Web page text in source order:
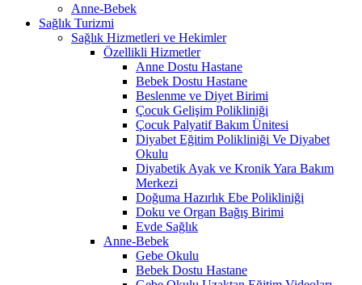
Anne-Bebek
Sağlık Turizmi
Sağlık Hizmetleri ve Hekimler
Özellikli Hizmetler
Anne Dostu Hastane
Bebek Dostu Hastane
Beslenme ve Diyet Birimi
Çocuk Gelişim Polikliniği
Çocuk Palyatif Bakım Ünitesi
Diyabet Eğitim Polikliniği Ve Diyabet
Okulu
Diyabetik Ayak ve Kronik Yara Bakım
Merkezi
Doğuma Hazırlık Ebe Polikliniği
Doku ve Organ Bağış Birimi
Evde Sağlık
Anne-Bebek
Gebe Okulu
Bebek Dostu Hastane